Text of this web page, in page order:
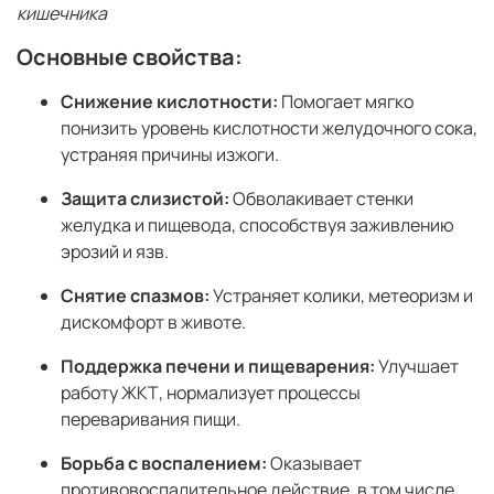
кишечника
Основные свойства:
Снижение кислотности: Помогает мягко
понизить уровень кислотности желудочного сока,
устраняя причины изжоги.
Защита слизистой:Обволакивает стенки
желудка и пищевода, способствуя заживлению
эрозий и язв.
Снятие спазмов:Устраняет колики, метеоризм и
дискомфорт в животе.
Поддержка печени и пищеварения:Улучшает
работу ЖКТ, нормализует процессы
переваривания пищи.
Борьба с воспалением:Оказывает